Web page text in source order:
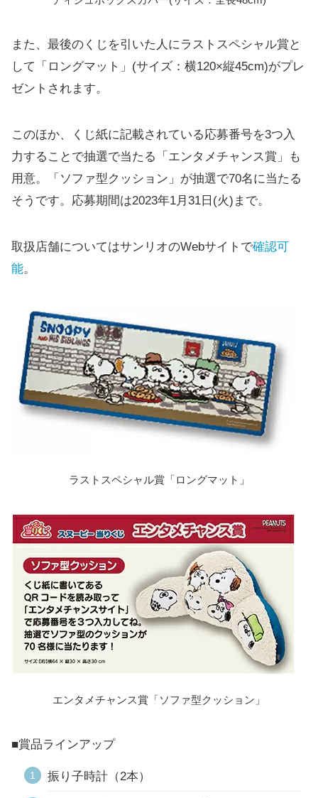
また、最後のくじを引いた人にラストスペシャル賞と
して「ロングマット」(サイズ：横120×縦45cm)がプレ
ゼントされます。
このほか、くじ紙に記載されている応募番号を3つ入
力することで抽選で当たる「エンタメチャンス賞」も
用意。「ソファ型クッション」が抽選で70名に当たる
そうです。応募期間は2023年1月31日(火)まで。
取扱店舗についてはサンリオのWebサイトで確認可
能。
ラストスペシャル賞「ロングマット」
エンタメチャンス賞「ソファ型クッション」
■賞品ラインアップ
振り子時計（2本）